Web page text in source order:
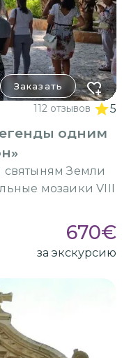
Заказать
112 отзывов 5
одним
святыням Земли
мозаики VIII
670€
за экскурсию